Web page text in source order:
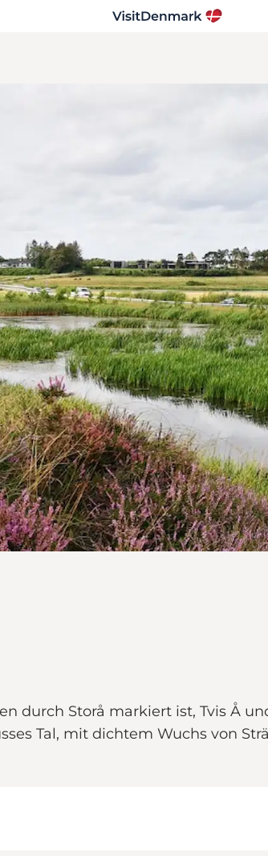
durch Storå markiert ist, Tvis Å
Tal, mit dichtem Wuchs von